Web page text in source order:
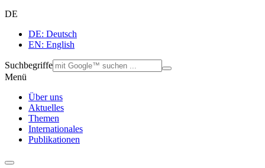
DE
DE: Deutsch
EN: English
Suchbegriffe
Menü
Über uns
Aktuelles
Themen
Internationales
Publikationen